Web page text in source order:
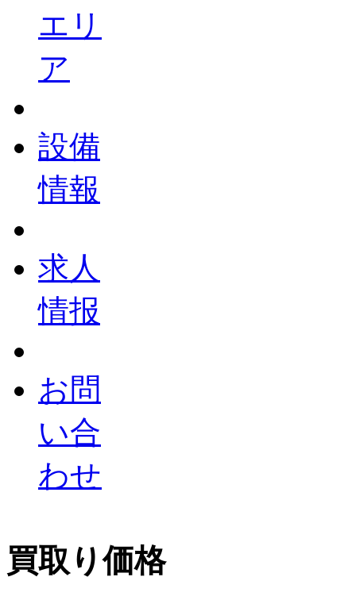
エリ
ア
設備
情報
求人
情报
お問
い合
わせ
買取り価格